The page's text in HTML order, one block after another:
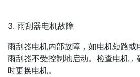
3. 雨刮器电机故障
雨刮器电机内部故障，如电机短路
雨刮器不受控制地启动。检查电机
时更换电机。